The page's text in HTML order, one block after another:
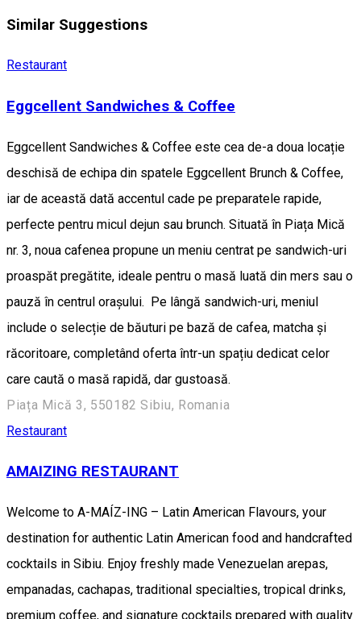
Similar Suggestions
Restaurant
Eggcellent Sandwiches & Coffee
Eggcellent Sandwiches & Coffee este cea de-a doua locație
deschisă de echipa din spatele Eggcellent Brunch & Coffee,
iar de această dată accentul cade pe preparatele rapide,
perfecte pentru micul dejun sau brunch. Situată în Piața Mică
nr. 3, noua cafenea propune un meniu centrat pe sandwich-uri
proaspăt pregătite, ideale pentru o masă luată din mers sau o
pauză în centrul orașului. Pe lângă sandwich-uri, meniul
include o selecție de băuturi pe bază de cafea, matcha și
răcoritoare, completând oferta într-un spațiu dedicat celor
care caută o masă rapidă, dar gustoasă.
Piața Mică 3, 550182 Sibiu, Romania
Restaurant
AMAIZING RESTAURANT
Welcome to A-MAÍZ-ING – Latin American Flavours, your
destination for authentic Latin American food and handcrafted
cocktails in Sibiu. Enjoy freshly made Venezuelan arepas,
empanadas, cachapas, traditional specialties, tropical drinks,
premium coffee, and signature cocktails prepared with quality